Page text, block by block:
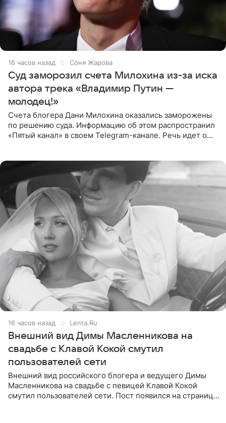
16 часов назад Соня Жарова
Суд заморозил счета Милохина из-за иска
автора трека «Владимир Путин —
молодец!»
Счета блогера Дани Милохина оказались заморожены
по решению суда. Информацию об этом распространил
«Пятый канал» в своем Telegram-канале. Речь идет о
16 часов назад Lenta.Ru
Внешний вид Димы Масленникова на
свадьбе с Клавой Кокой смутил
пользователей сети
Внешний вид российского блогера и ведущего Димы
Масленникова на свадьбе с певицей Клавой Кокой
смутил пользователей сети. Пост появился на странице